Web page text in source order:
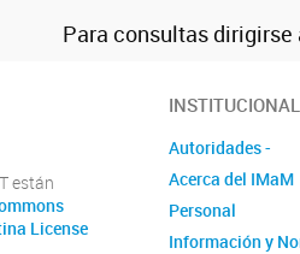
Para consultas
están
License
INSTITUCIONAL
Autoridades -
Acerca del IMaM
Personal
Información y